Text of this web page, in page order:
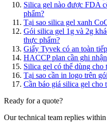
Silica gel nào được FDA
phẩm?
Tại sao silica gel xanh
Gói silica gel 1g và 2g
thực phẩm?
Giấy Tyvek có an toàn
HACCP plan cần ghi
Silica gel có thể dùng
Tại sao cần in logo trên
Cần báo giá silica gel cho
Ready for a quote?
Our technical team replies